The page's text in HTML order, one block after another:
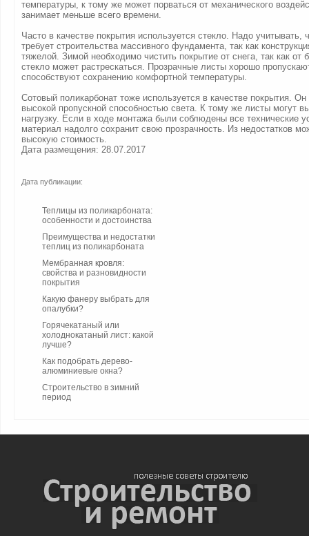
температуры, к тому же может порваться от механического
занимает меньше всего времени.
Часто в качестве покрытия используется стекло. Надо учитывать,
требует строительства массивного фундамента, так как
тяжелой. Зимой необходимо чистить покрытие от снега, так как от
стекло может растрескаться. Прозрачные листы хорошо
способствуют сохранению комфортной температуры.
Сотовый поликарбонат тоже используется в качестве покрытия. Он
высокой пропускной способностью света. К тому же листы могут
нагрузку. Если в ходе монтажа были соблюдены все технические
материал надолго сохранит свою прозрачность. Из недостатков
высокую стоимость.
Дата размещения: 28.07.2017
Дата публикации:
Теплицы из поликарбоната:
особенности и достоинства
Преимущества и недостатки
теплиц из поликарбоната
Мембранная кровля:
свойства и разновидности
покрытия
Какую фанеру выбрать для
опалубки?
Горячекатаный или
холоднокатаный лист: какой
лучше?
Как подобрать дерево-
алюминиевые окна?
Строительство в зимний
период